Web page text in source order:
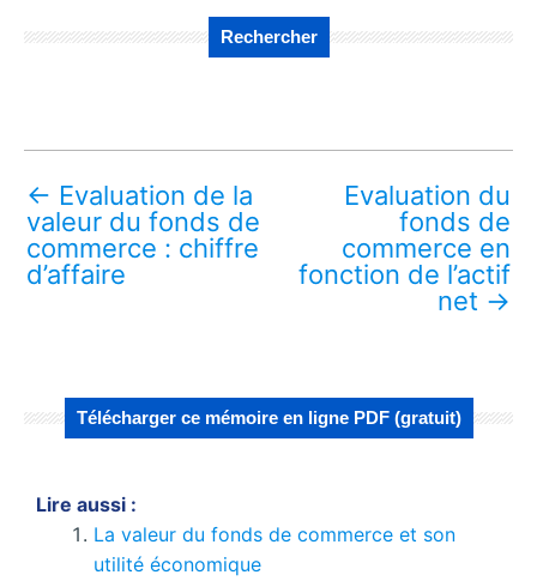
Rechercher
← Evaluation de la
valeur du fonds de
commerce : chiffre
d’affaire
Evaluation du
fonds de
commerce en
fonction de l’actif
net →
Télécharger ce mémoire en ligne PDF (gratuit)
Lire aussi :
La valeur du fonds de commerce et son
utilité économique